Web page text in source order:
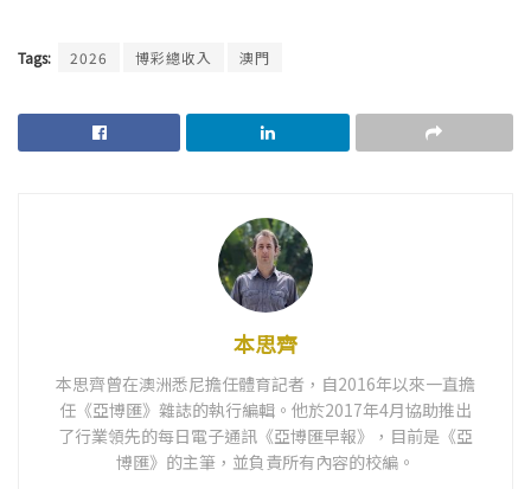
Tags: 2026 博彩總收入 澳門
本思齊
本思齊曾在澳洲悉尼擔任體育記者，自2016年以來一直擔
任《亞博匯》雜誌的執行編輯。他於2017年4月協助推出
了行業領先的每日電子通訊《亞博匯早報》，目前是《亞
博匯》的主筆，並負責所有內容的校編。